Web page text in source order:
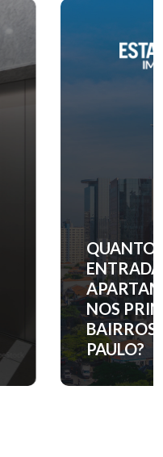
QUANTO
ENTRADA
NOS
BAIRROS
PAULO?